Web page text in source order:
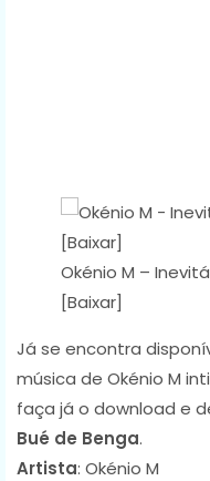
Okénio M –
[Baixar]
Já se encontra
música de Okénio M
faça já o download e
Bué de Benga.
Artista: Okénio M